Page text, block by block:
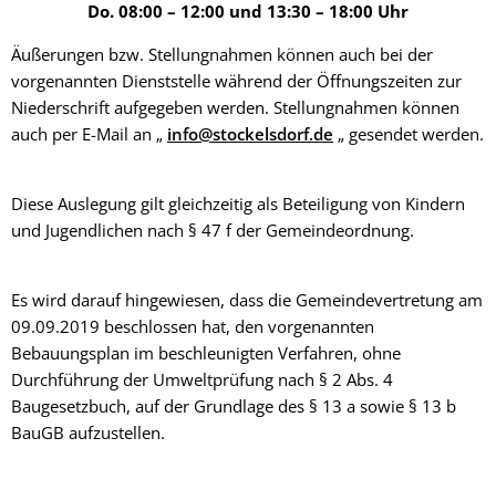
Do. 08:00 – 12:00 und 13:30 – 18:00 Uhr
Äußerungen bzw. Stellungnahmen können auch bei der
vorgenannten Dienststelle während der Öffnungszeiten zur
Niederschrift aufgegeben werden. Stellungnahmen können
auch per E-Mail an „ info@stockelsdorf.de „ gesendet werden.
Diese Auslegung gilt gleichzeitig als Beteiligung von Kindern
und Jugendlichen nach § 47 f der Gemeindeordnung.
Es wird darauf hingewiesen, dass die Gemeindevertretung am
09.09.2019 beschlossen hat, den vorgenannten
Bebauungsplan im beschleunigten Verfahren, ohne
Durchführung der Umweltprüfung nach § 2 Abs. 4
Baugesetzbuch, auf der Grundlage des § 13 a sowie § 13 b
BauGB aufzustellen.